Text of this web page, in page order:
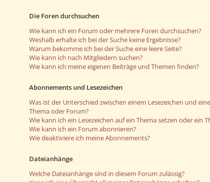
Die Foren durchsuchen
Wie kann ich ein Forum oder mehrere Foren durchsuchen?
Weshalb erhalte ich bei der Suche keine Ergebnisse?
Warum bekomme ich bei der Suche eine leere Seite?
Wie kann ich nach Mitgliedern suchen?
Wie kann ich meine eigenen Beiträge und Themen finden?
Abonnements und Lesezeichen
Was ist der Unterschied zwischen einem Lesezeichen und
Thema oder Forum?
Wie kann ich ein Lesezeichen auf ein Thema setzen oder ein
Wie kann ich ein Forum abonnieren?
Wie deaktiviere ich meine Abonnements?
Dateianhänge
Welche Dateianhänge sind in diesem Forum zulässig?